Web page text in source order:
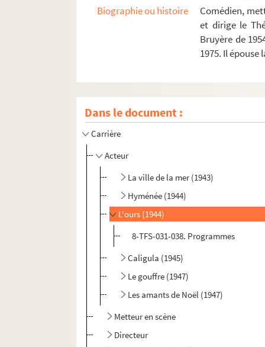
Biographie ou histoire
Comédien,
et dirige le
Bruyère de
1975. Il épouse
Dans le document :
Carrière
Acteur
La ville de la mer (1943)
Hyménée (1944)
L'ours (1944)
8-TFS-031-038. Programmes
Caligula (1945)
Le gouffre (1947)
Les amants de Noël (1947)
Metteur en scène
Directeur